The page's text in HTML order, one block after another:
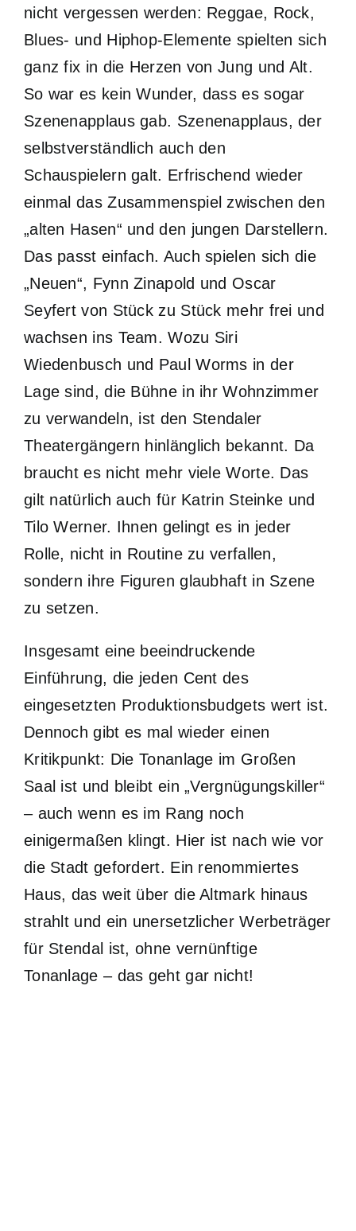
nicht vergessen werden: Reggae, Rock,
Blues- und Hiphop-Elemente spielten sich
ganz fix in die Herzen von Jung und Alt.
So war es kein Wunder, dass es sogar
Szenenapplaus gab. Szenenapplaus, der
selbstverständlich auch den
Schauspielern galt. Erfrischend wieder
einmal das Zusammenspiel zwischen den
„alten Hasen“ und den jungen Darstellern.
Das passt einfach. Auch spielen sich die
„Neuen“, Fynn Zinapold und Oscar
Seyfert von Stück zu Stück mehr frei und
wachsen ins Team. Wozu Siri
Wiedenbusch und Paul Worms in der
Lage sind, die Bühne in ihr Wohnzimmer
zu verwandeln, ist den Stendaler
Theatergängern hinlänglich bekannt. Da
braucht es nicht mehr viele Worte. Das
gilt natürlich auch für Katrin Steinke und
Tilo Werner. Ihnen gelingt es in jeder
Rolle, nicht in Routine zu verfallen,
sondern ihre Figuren glaubhaft in Szene
zu setzen.
Insgesamt eine beeindruckende
Einführung, die jeden Cent des
eingesetzten Produktionsbudgets wert ist.
Dennoch gibt es mal wieder einen
Kritikpunkt: Die Tonanlage im Großen
Saal ist und bleibt ein „Vergnügungskiller“
– auch wenn es im Rang noch
einigermaßen klingt. Hier ist nach wie vor
die Stadt gefordert. Ein renommiertes
Haus, das weit über die Altmark hinaus
strahlt und ein unersetzlicher Werbeträger
für Stendal ist, ohne vernünftige
Tonanlage – das geht gar nicht!